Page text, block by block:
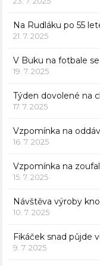
Na Rudláku po 55
21. 7. 2025
V Buku na fotbale
19. 7. 2025
Týden dovolené na
17. 7. 2025
Vzpomínka na
16. 7. 2025
Vzpomínka na
15. 7. 2025
Návštěva výroby
10. 7. 2025
Fikáček snad půjde
9. 7. 2025